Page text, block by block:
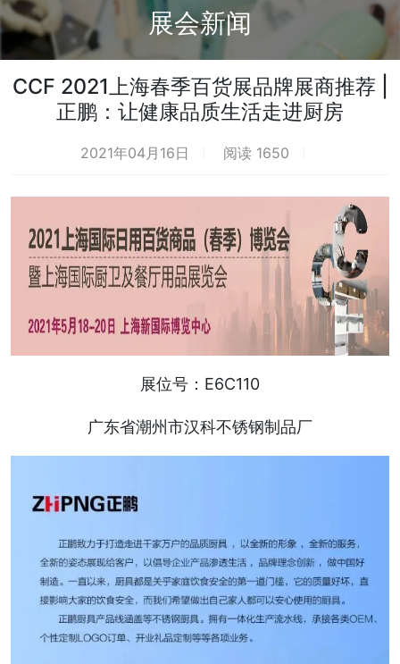
展会新闻
CCF 2021上海春季百货展品牌展商推荐 |
正鹏：让健康品质生活走进厨房
2021年04月16日 阅读 1650
展位号：E6C110
广东省潮州市汉科不锈钢制品厂